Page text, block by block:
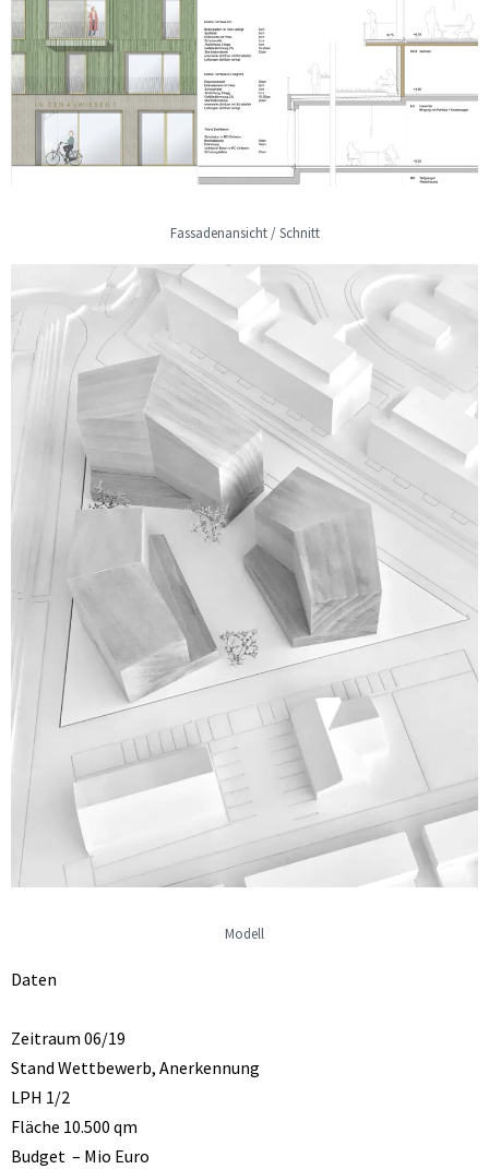
Fassadenansicht / Schnitt
Modell
Daten
Zeitraum 06/19
Stand Wettbewerb, Anerkennung
LPH 1/2
Fläche 10.500 qm
Budget – Mio Euro